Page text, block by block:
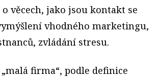
věcech, jako jsou kontakt se
vhodného marketingu,
zvládání stresu.
firma“, podle definice